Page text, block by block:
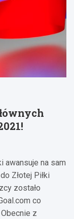
awansuje na sam
Złotej Piłki
zostało
co
z